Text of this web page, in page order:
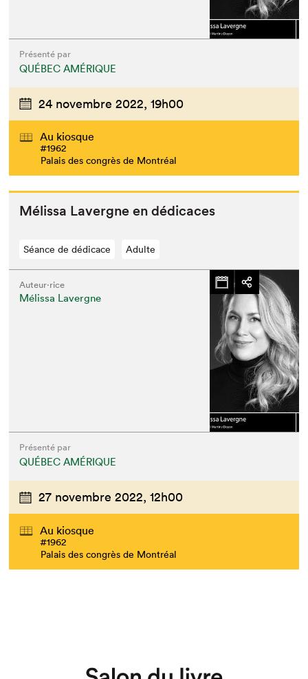
Présenté par
QUÉBEC AMÉRIQUE
24 novembre 2022, 19h00
Au kiosque
#1962
Palais des congrès de Montréal
Mélis­sa Lavergne en dédicaces
Séance de dédicace Adulte
Auteur·rice
Mélissa Lavergne
Présenté par
QUÉBEC AMÉRIQUE
27 novembre 2022, 12h00
Au kiosque
#1962
Palais des congrès de Montréal